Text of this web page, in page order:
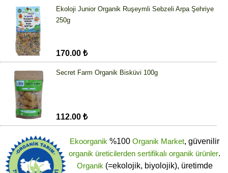
Ekoloji Junior Organik Ruşeymli Sebzeli Arpa Şehriye
250g
170.00 ₺
Secret Farm Organik Bisküvi 100g
112.00 ₺
Ekoorganik %100 Organik Market, güvenilir
organik üreticilerden sertifikalı organik ürünler.
Organik (=ekolojik, biyolojik), üretimde